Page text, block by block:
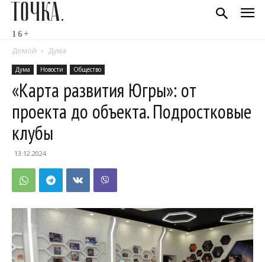
ТОЧКА.
16+
Домой Дума
Дума Новости Общество
«Карта развития Югры»: от
проекта до объекта. Подростковые
клубы
13.12.2024